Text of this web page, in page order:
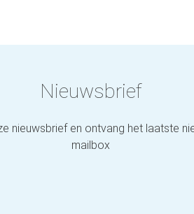
Nieuwsbrief
nieuwsbrief en ontvang het laatste
mailbox